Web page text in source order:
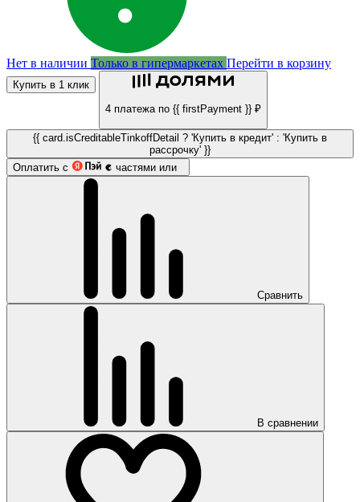
Нет в наличии Только в гипермаркетах Перейти в корзину
Купить в 1 клик
4 платежа по {{ firstPayment }} ₽
{{ card.isCreditableTinkoffDetail ? 'Купить в кредит' : 'Купить в
рассрочку' }}
Оплатить с
частями или
Сравнить
В сравнении